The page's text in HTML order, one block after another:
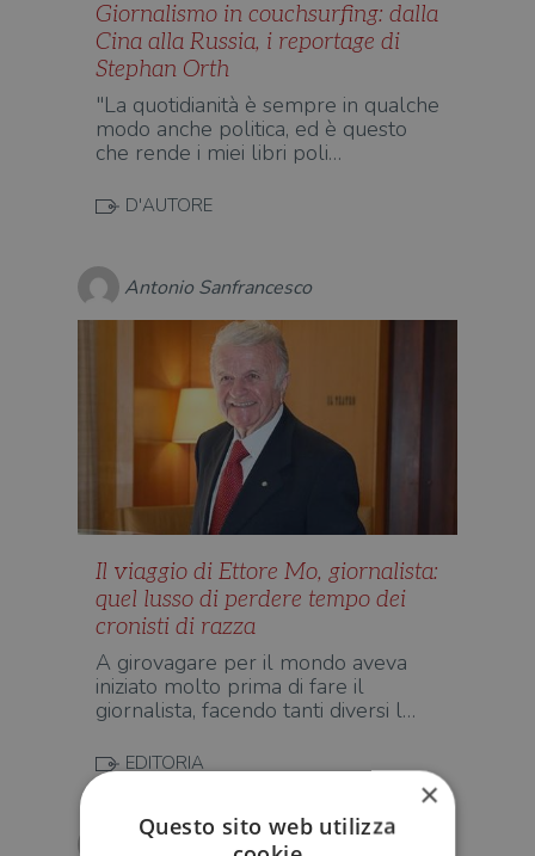
Giornalismo in couchsurfing: dalla
Cina alla Russia, i reportage di
Stephan Orth
"La quotidianità è sempre in qualche
modo anche politica, ed è questo
che rende i miei libri poli…
D'AUTORE
Antonio Sanfrancesco
Il viaggio di Ettore Mo, giornalista:
quel lusso di perdere tempo dei
cronisti di razza
A girovagare per il mondo aveva
iniziato molto prima di fare il
giornalista, facendo tanti diversi l…
EDITORIA
Nadia Corvino
×
Questo sito web utilizza